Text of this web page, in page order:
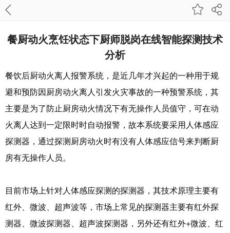
餐厨动火烹饪状态下厨师脱岗在线智能探测技术
分析
餐饮后厨动火离人报警系统，是近几年才兴起的一种用于规
避和预防因厨房动火离人引发火灾事故的一种预警系统，其
主要是为了防止厨房动火情况下有无操作人员值守，可在动
火离人达到一定限时时自动报警，故本系统要采用人体感应
探测器，通过探测厨房动火时有没有人体感应信号来判断厨
房有无操作人员。
目前市场上针对人体感应探测的探测器，其技术原理主要有
红外、微波、超声波等，市场上常见的探测器主要有红外探
测器、微波探测器、超声波探测器，另外还有红外+微波、红